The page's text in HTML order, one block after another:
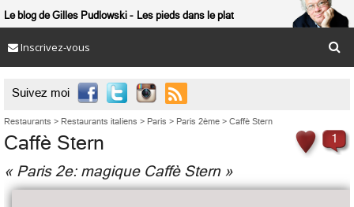
Le blog de Gilles Pudlowski Les pieds dans le plat
Inscrivez-vous
Suivez moi 
Restaurants > Restaurants italiens > Paris > Paris 2ème > Caffè Stern
1
Caffè Stern
« Paris 2e: magique Caffè Stern »